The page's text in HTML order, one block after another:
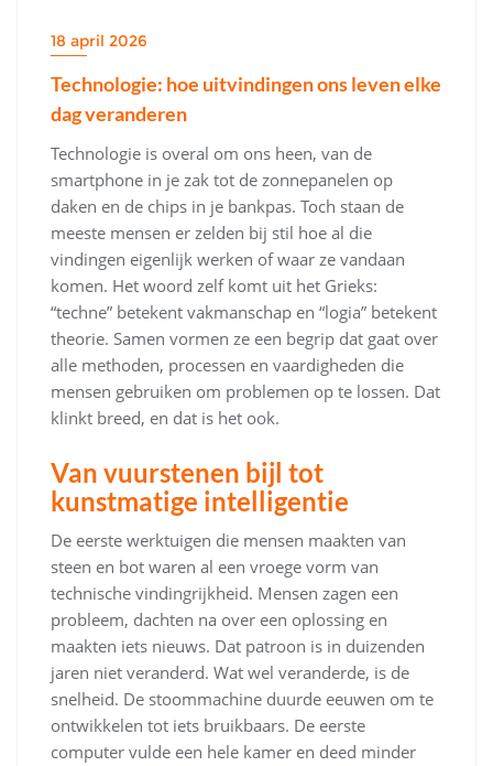
18 april 2026
Technologie: hoe uitvindingen ons leven elke
dag veranderen
Technologie is overal om ons heen, van de
smartphone in je zak tot de zonnepanelen op
daken en de chips in je bankpas. Toch staan de
meeste mensen er zelden bij stil hoe al die
vindingen eigenlijk werken of waar ze vandaan
komen. Het woord zelf komt uit het Grieks:
“techne” betekent vakmanschap en “logia” betekent
theorie. Samen vormen ze een begrip dat gaat over
alle methoden, processen en vaardigheden die
mensen gebruiken om problemen op te lossen. Dat
klinkt breed, en dat is het ook.
Van vuurstenen bijl tot
kunstmatige intelligentie
De eerste werktuigen die mensen maakten van
steen en bot waren al een vroege vorm van
technische vindingrijkheid. Mensen zagen een
probleem, dachten na over een oplossing en
maakten iets nieuws. Dat patroon is in duizenden
jaren niet veranderd. Wat wel veranderde, is de
snelheid. De stoommachine duurde eeuwen om te
ontwikkelen tot iets bruikbaars. De eerste
computer vulde een hele kamer en deed minder